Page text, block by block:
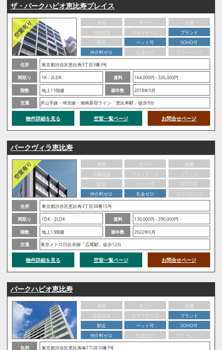
ザ・パークハビオ恵比寿プレイス
新築 タワー
低層
分譲賃貸
デザイナーズ
ブランド
駅近
ペット可
SOHO可
仲介料ゼロ
礼金ゼロ
フリーレント
住所
東京都渋谷区恵比寿3丁目3番3号
間取り
1K - 2LDK 賃料
164,000円 - 326,000円
階数
地上11階建 築年数
2018年9月
交通
JR山手線・埼京線・湘南新宿ライン「恵比寿駅」徒歩9分
物件詳細を見る 空室一覧ページ お問合せページ
パークヴィラ恵比寿
新築 タワー
低層
分譲賃貸
デザイナーズ
ブランド
駅近
ペット可
SOHO可
仲介料ゼロ
礼金ゼロ
フリーレント
住所
東京都渋谷区恵比寿3丁目38番15号
間取り
1DK - 2LDK 賃料
130,000円 - 290,000円
階数
地上13階建 築年数
2022年6月
交通
東京メトロ日比谷線「広尾駅」徒歩12分
物件詳細を見る 空室一覧ページ お問合せページ
パークハビオ恵比寿
新築 タワー
低層
分譲賃貸
デザイナーズ
ブランド
駅近
ペット可
SOHO可
仲介料ゼロ
礼金ゼロ
フリーレント
住所
東京都渋谷区恵比寿南1丁目10番7号